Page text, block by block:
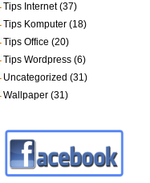
Tips Internet(37)
Tips Komputer (18)
Tips Office (20)
Tips Wordpress (6)
Uncategorized (31)
Wallpaper (31)